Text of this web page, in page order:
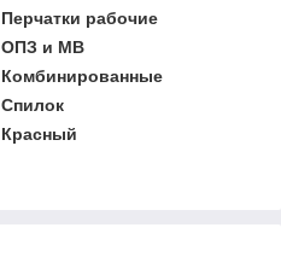
Перчатки рабочие
ОПЗ и МВ
Комбинированные
Спилок
Красный